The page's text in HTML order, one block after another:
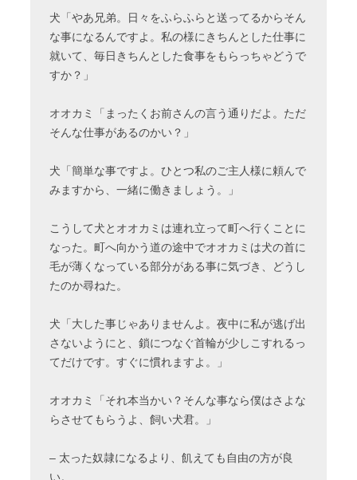
犬「やあ兄弟。日々をふらふらと送ってるからそん
な事になるんですよ。私の様にきちんとした仕事に
就いて、毎日きちんとした食事をもらっちゃどうで
すか？」
オオカミ「まったくお前さんの言う通りだよ。ただ
そんな仕事があるのかい？」
犬「簡単な事ですよ。ひとつ私のご主人様に頼んで
みますから、一緒に働きましょう。」
こうして犬とオオカミは連れ立って町へ行くことに
なった。町へ向かう道の途中でオオカミは犬の首に
毛が薄くなっている部分がある事に気づき、どうし
たのか尋ねた。
犬「大した事じゃありませんよ。夜中に私が逃げ出
さないようにと、鎖につなぐ首輪が少しこすれるっ
てだけです。すぐに慣れますよ。」
オオカミ「それ本当かい？そんな事なら僕はさよな
らさせてもらうよ、飼い犬君。」
– 太った奴隷になるより、飢えても自由の方が良
い。